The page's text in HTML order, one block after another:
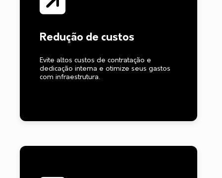
Redução de custos
Evite altos custos de contratação e
dedicação interna e otimize seus gastos
com infraestrutura.